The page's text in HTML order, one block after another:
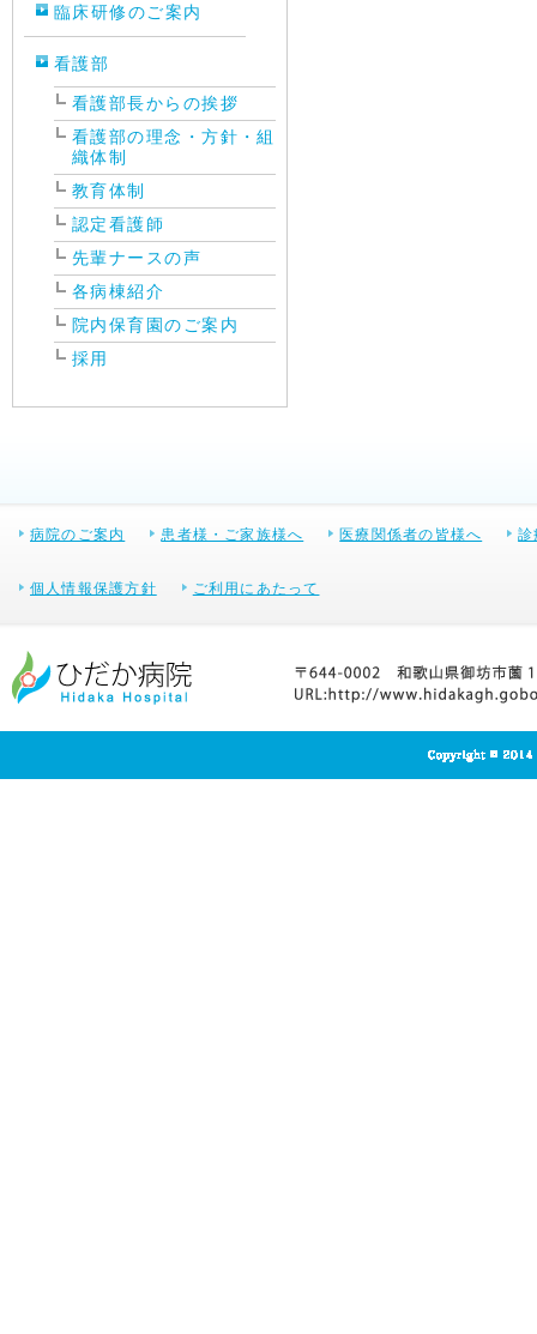
臨床研修のご案内
看護部
看護部長からの挨拶
看護部の理念・方針・組
織体制
教育体制
認定看護師
先輩ナースの声
各病棟紹介
院内保育園のご案内
採用
病院のご案内 患者様・ご家族様へ 医療関係者の皆様へ 診
個人情報保護方針 ご利用にあたって